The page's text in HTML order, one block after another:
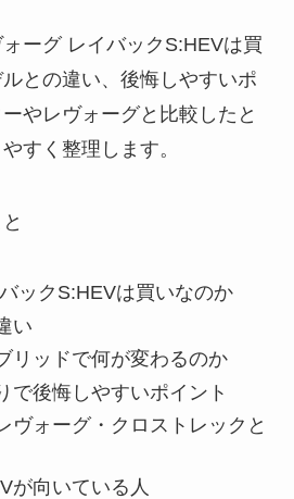
ーグ レイバックS:HEVは買
との違い、後悔しやすいポ
やレヴォーグと比較したと
すく整理します。
ックS:HEVは買いなのか
い
リッドで何が変わるのか
で後悔しやすいポイント
ヴォーグ・クロストレックと
が向いている人